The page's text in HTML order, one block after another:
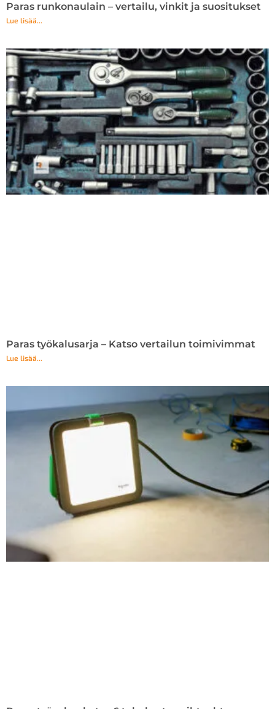
Paras runkonaulain – vertailu, vinkit ja suositukset
Lue lisää...
Paras työkalusarja – Katso vertailun toimivimmat
Lue lisää...